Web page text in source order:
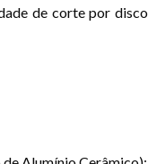
de corte por disco